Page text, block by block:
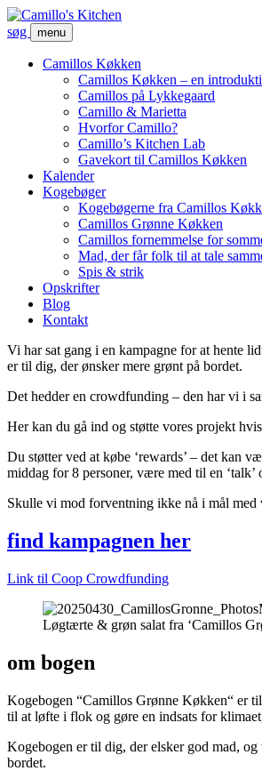
søg menu
Camillos Køkken
Camillos Køkken – en
Camillos på Lykkegaard
Camillo & Marietta
Hvorfor Camillo?
Camillo’s Kitchen Lab
Gavekort til Camillos Køkken
Kalender
Kogebøger
Kogebøgerne fra Camillos
Camillos Grønne Køkken
Camillos fornemmelse for
Mad, der får folk til at tale
Spis & strik
Opskrifter
Blog
Kontakt
Vi har sat gang i en kampagne for at hente
er til dig, der ønsker mere grønt på bordet.
Det hedder en crowdfunding – den har vi i
Her kan du gå ind og støtte vores projekt
Du støtter ved at købe ‘rewards’ – det kan
middag for 8 personer, være med til en
Skulle vi mod forventning ikke nå i mål med
find kampagnen her
Link til Coop Crowdfunding
Løgtærte & grøn salat fra ‘Camillos
om bogen
Kogebogen “Camillos Grønne Køkken“ er
til at løfte i flok og gøre en indsats for
Kogebogen er til dig, der elsker god mad,
bordet.